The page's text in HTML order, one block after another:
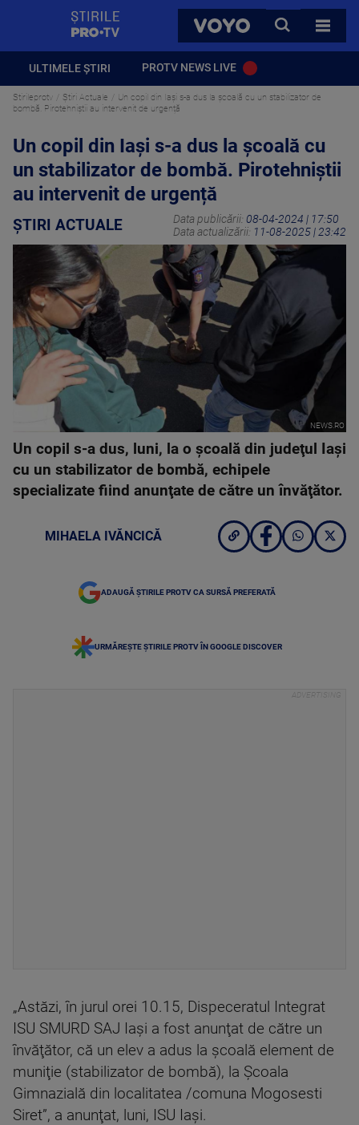
VOYO
CAUTA
TOATE
ULTIMELE ȘTIRI PROTV NEWS LIVE
Stirileprotv Știri Actuale
Un copil din Iaşi s-a dus la şcoală cu un stabilizator de
bombă. Pirotehniştii au intervenit de urgență
Un copil din Iaşi s-a dus la şcoală cu
un stabilizator de bombă. Pirotehniştii
au intervenit de urgență
ȘTIRI ACTUALE Data publicării: 08-04-2024 | 17:50
Data actualizării: 11-08-2025 | 23:42
NEWS.RO
Un copil s-a dus, luni, la o şcoală din judeţul Iaşi
cu un stabilizator de bombă, echipele
specializate fiind anunţate de către un învăţător.
MIHAELA IVĂNCICĂ
ADAUGĂ ȘTIRILE PROTV CA SURSĂ PREFERATĂ
URMĂREȘTE ȘTIRILE PROTV ÎN GOOGLE DISCOVER
„Astăzi, în jurul orei 10.15, Dispeceratul Integrat
ISU SMURD SAJ Iaşi a fost anunţat de către un
învăţător, că un elev a adus la şcoală element de
muniţie (stabilizator de bombă), la Şcoala
Gimnazială din localitatea /comuna Mogosesti
Siret”, a anunţat, luni, ISU Iaşi.